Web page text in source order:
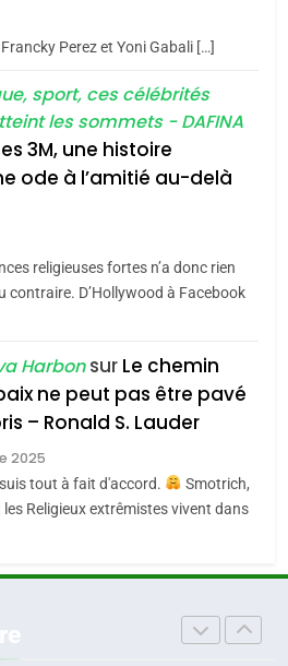
sur la Nostalgie
pourrait
à 13 pays
latine
JUDAISME
2025, l’année la plus
selon le
d’ADL contre
l’antisémitisme
ISRAÉL
DIGNE ET RÉSILIENTE :
POURQUOI JE REVENDIQUE
CE QUI NOUS MANQUE –
Perez et Yoni Gabali […]
sport, ces célébrités
les sommets - DAFINA
3M, une histoire
ode à l’amitié au-delà
religieuses fortes n’a donc rien
contraire. D’Hollywood à Facebook
Harbonsur Le chemin
ne peut pas être pavé
– Ronald S. Lauder
2025
tout à fait d'accord.
Smotrich,
les Religieux extrêmistes vivent dans
JE REVENDIQUE
Dvir
QUI NOUS MANQUE –
Hadida
: Les amandes de
consacrés produits
terroir
MAROC
ravageur – Vanessa De
Stauber
ISRAÉL
dis génocide, je dis
La nouvelle
de Boy George